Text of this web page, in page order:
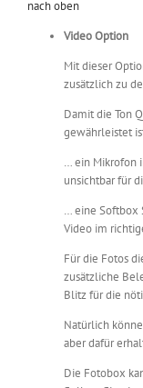
nach oben
Video Option
Mit dieser
zusätzlich zu
Damit die Ton
gewährleistet
… ein Mikrofon
unsichtbar für
… eine Softbox
Video im
Für die Fotos
zusätzliche
Blitz für die
Natürlich
aber dafür
Die Fotobox